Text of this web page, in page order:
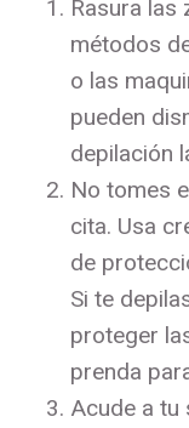
Rasura las
métodos
o las
pueden
depilación
No tomes
cita. Usa
de
Si te
proteger
prenda
Acude a tu